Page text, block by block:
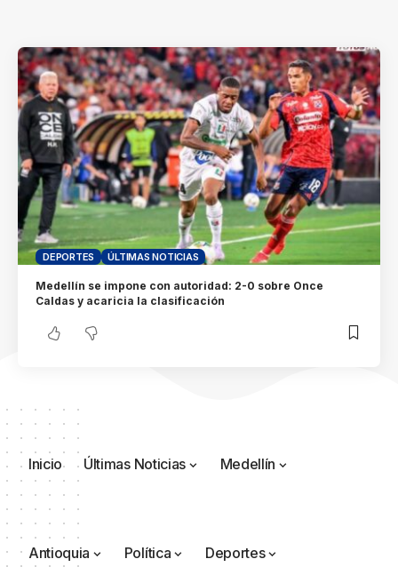
DEPORTES ÚLTIMAS NOTICIAS
​Medellín se impone con autoridad: 2-0 sobre Once
Caldas y acaricia la clasificación​
Inicio Últimas Noticias Medellín
Antioquia Política Deportes